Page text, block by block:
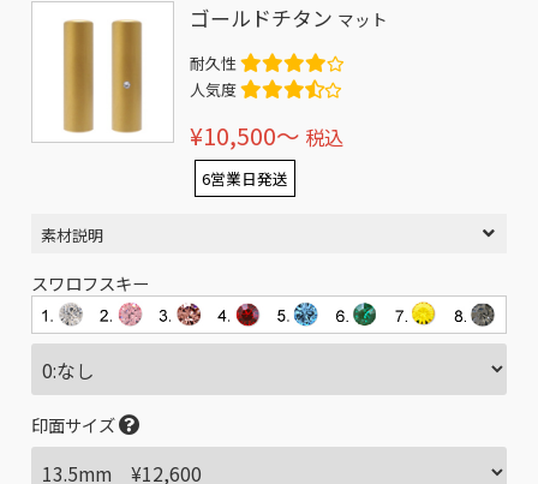
ゴールドチタン マット
耐久性
人気度
¥10,500〜 税込
6営業日発送
素材説明
スワロフスキー
印面サイズ